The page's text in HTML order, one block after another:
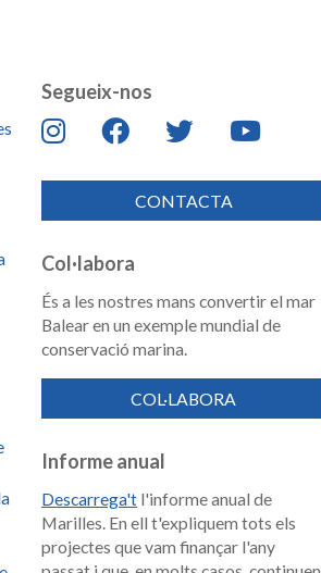
Segueix-nos
CONTACTA
Col·labora
És a les nostres mans convertir el mar
Balear en un exemple mundial de
conservació marina.
COL·LABORA
Informe anual
Descarrega't l'informe anual de
Marilles. En ell t'expliquem tots els
projectes que vam finançar l'any